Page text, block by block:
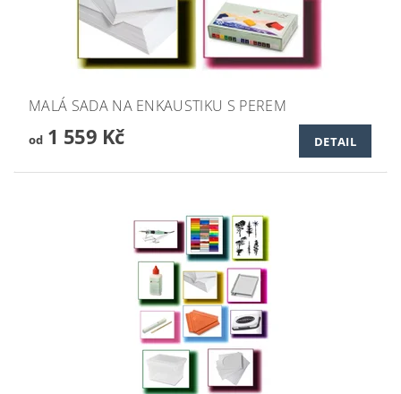
MALÁ SADA NA ENKAUSTIKU S PEREM
od1 559 Kč DETAIL